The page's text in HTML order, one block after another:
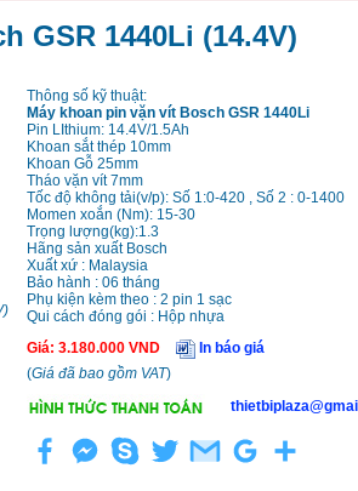
GSR 1440Li (14.4V)
Thông số kỹ thuật:
Máy khoan pin vặn vít Bosch GSR 1440Li
Pin LIthium: 14.4V/1.5Ah
Khoan sắt thép 10mm
Khoan Gỗ 25mm
Tháo vặn vít 7mm
Tốc độ không tải(v/p): Số 1:0-420 , Số 2 : 0-1400
Momen xoắn (Nm): 15-30
Trọng lượng(kg):1.3
Hãng sản xuất Bosch
Xuất xứ : Malaysia
Bảo hành : 06 tháng
Phụ kiện kèm theo : 2 pin 1 sạc
Qui cách đóng gói : Hộp nhựa
Giá: 3.180.000VND
In báo giá
(Giá đã bao gồm VAT)